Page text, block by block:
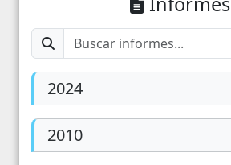
2024
2010